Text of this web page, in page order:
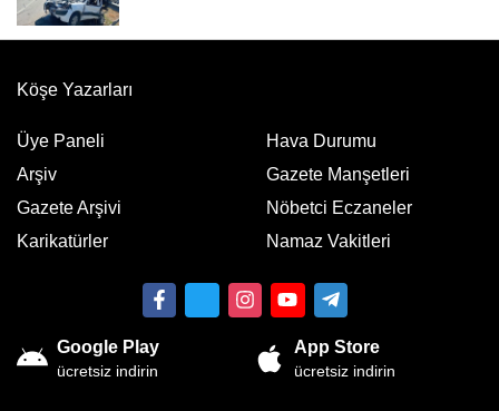
Köşe Yazarları
Üye Paneli
Arşiv
Gazete Arşivi
Karikatürler
Hava Durumu
Gazete Manşetleri
Nöbetci Eczaneler
Namaz Vakitleri
Google Play
ücretsiz indirin
App Store
ücretsiz indirin